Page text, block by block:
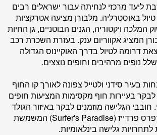
ליעד מרכזי לנחיתה עבור ישראלים רבים
באוסטרליה. מלבורן מציעה אטרקציות
המלכה ויקטוריה, הגנים הבוטניים, גן החיות
המציג אקווריום ענק. בעזרת השכרת רכב
דרומה לטיול בדרך האוקיינוס הגדולה
נופים מרהיבים וחופים נוצצים.
בעיר סידני ולטייל צפונה לאורך קו החוף
בעיירות חוף מקסימות המציעות חופים
חובבי הגלישה מוזמנים לבקר באיזור הגולד
קוסט ובעיירה סרפרס פרדייז (Surfer's Paradise) המשמשת
לתחרויות גלישה בינלאומיות.